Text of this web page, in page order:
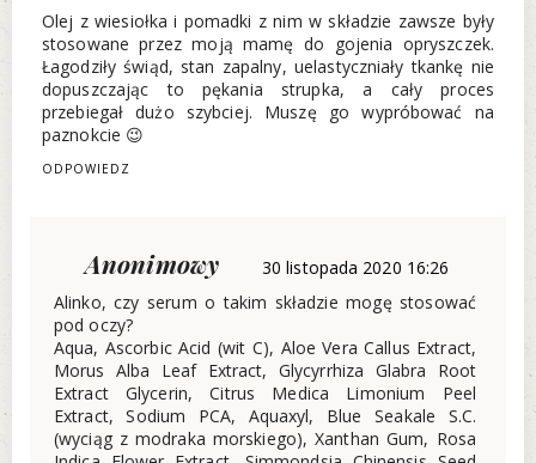
Olej z wiesiołka i pomadki z nim w składzie zawsze były
stosowane przez moją mamę do gojenia opryszczek.
Łagodziły świąd, stan zapalny, uelastyczniały tkankę nie
dopuszczając to pękania strupka, a cały proces
przebiegał dużo szybciej. Muszę go wypróbować na
paznokcie 😉
ODPOWIEDZ
Anonimowy
30 listopada 2020 16:26
Alinko, czy serum o takim składzie mogę stosować
pod oczy?
Aqua, Ascorbic Acid (wit C), Aloe Vera Callus Extract,
Morus Alba Leaf Extract, Glycyrrhiza Glabra Root
Extract Glycerin, Citrus Medica Limonium Peel
Extract, Sodium PCA, Aquaxyl, Blue Seakale S.C.
(wyciąg z modraka morskiego), Xanthan Gum, Rosa